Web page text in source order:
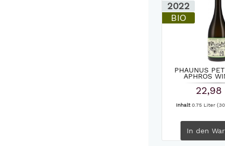
2022
BIO
PHAUNUS
APHROS
Inhalt0.75 Liter
In den